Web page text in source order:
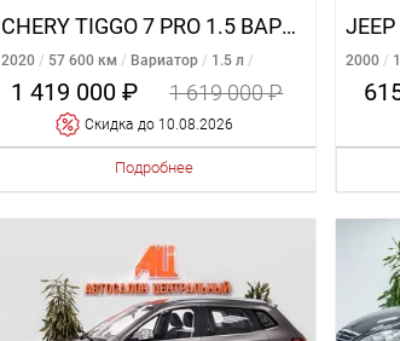
CHERY TIGGO 7 PRO 1.5 ВАРИАТОР
2020 57 600 км Вариатор
1.5 л
Передний
1 419 000 ₽ 1 619 000 ₽
Cкидка до 10.08.2026
Подробнее
2000